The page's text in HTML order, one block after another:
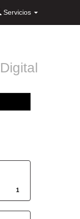
Servicios
Digital
1